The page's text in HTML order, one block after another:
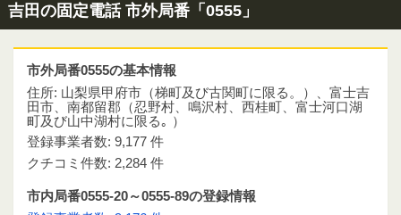
吉田の固定電話 市外局番「0555」
市外局番0555の基本情報
住所: 山梨県甲府市（梯町及び古関町に限る。）、富士吉
田市、南都留郡（忍野村、鳴沢村、西桂町、富士河口湖
町及び山中湖村に限る｡ ）
登録事業者数: 9,177 件
クチコミ件数: 2,284 件
市内局番0555-20～0555-89の登録情報